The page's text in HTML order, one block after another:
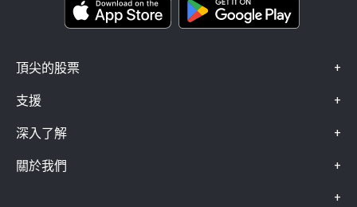
頂尖的股票 +
支援 +
深入了解 +
關於我們 +
+